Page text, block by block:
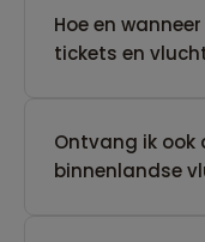
Hoe en
tickets en
Ontvang ik ook
binnenlandse